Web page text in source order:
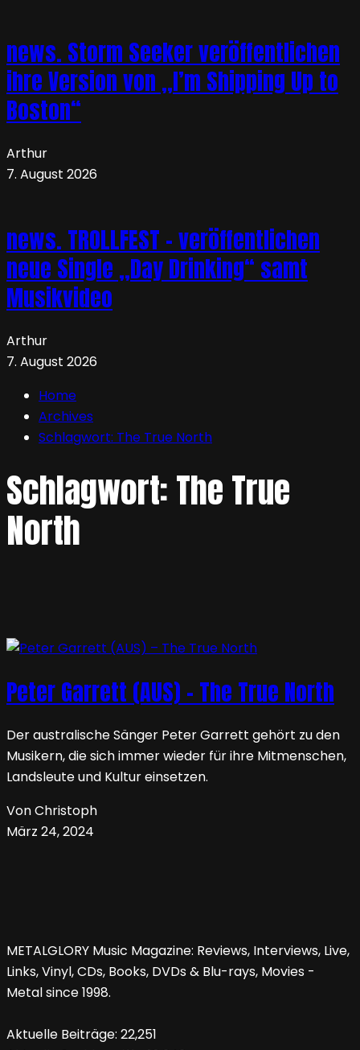
news. Storm Seeker veröffentlichen
ihre Version von „I’m Shipping Up to
Boston“
Arthur
7. August 2026
news. TROLLFEST – veröffentlichen
neue Single „Day Drinking“ samt
Musikvideo
Arthur
7. August 2026
Home
Archives
Schlagwort: The True North
Schlagwort:The True
North
Peter Garrett (AUS) – The True North
Der australische Sänger Peter Garrett gehört zu den
Musikern, die sich immer wieder für ihre Mitmenschen,
Landsleute und Kultur einsetzen.
Von Christoph
März 24, 2024
METALGLORY Music Magazine: Reviews, Interviews, Live,
Links, Vinyl, CDs, Books, DVDs & Blu-rays, Movies -
Metal since 1998.
Aktuelle Beiträge: 22,251